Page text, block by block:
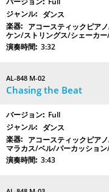
ダンス
アコースティックピア
ケン/ストリングス/シェーカ
3:32
AL-848 M-02
Chasing the Beat
Full
ダンス
アコースティックピア
マラカス/ベル/パーカッショ
3:43